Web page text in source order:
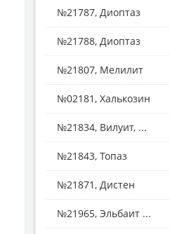
№21787, Диоптаз
№21788, Диоптаз
№21807, Мелилит
№02181, Халькозин
№21834, Вилуит, ...
№21843, Топаз
№21871, Дистен
№21965, Эльбаит ...